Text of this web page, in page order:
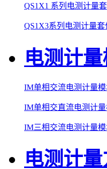
QS1X1 系列电测计量
QS1X3系列电测计量套
电测计
IM单相交流电测计量模
IM单相交直流电测计量
IM三相交流电测计量模
电测计